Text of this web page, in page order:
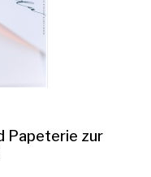
Papeterie zur